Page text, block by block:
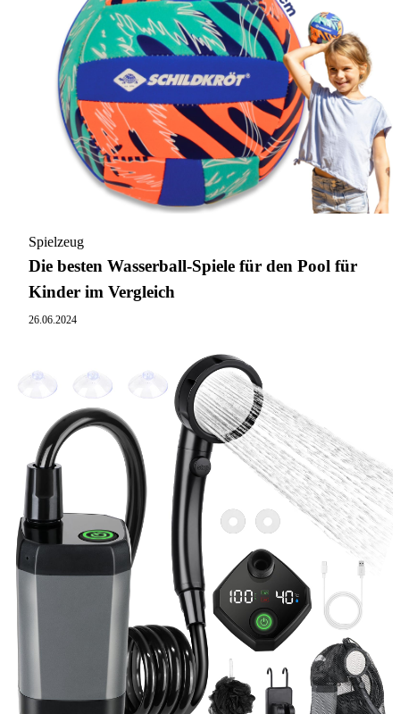
Spielzeug
Die besten Wasserball-Spiele für den Pool für
Kinder im Vergleich
26.06.2024